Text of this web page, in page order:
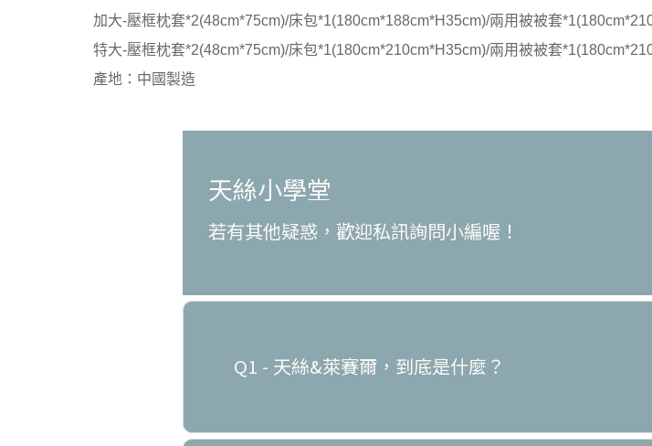
加大-壓框枕套*2(48cm*75cm)/床包*1(180cm*188cm*H35cm)/兩用被被套
特大-壓框枕套*2(48cm*75cm)/床包*1(180cm*210cm*H35cm)/兩用被被套
產地：中國製造
天絲小學堂
若有其他疑惑，歡迎私訊詢問小編喔！
Q1 - 天絲&萊賽爾，到底是什麼？